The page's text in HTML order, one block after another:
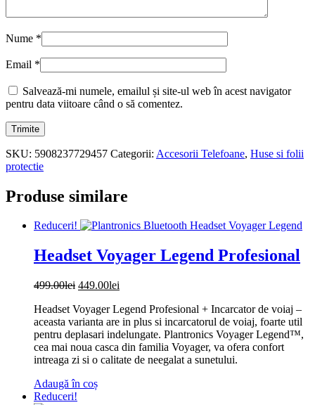
Nume *
Email *
Salvează-mi numele, emailul și site-ul web în acest navigator
pentru data viitoare când o să comentez.
SKU: 5908237729457 Categorii: Accesorii Telefoane, Huse si folii
protectie
Produse similare
Reduceri!
Headset Voyager Legend Profesional
499.00lei Prețul
a
fost:
499.00lei.
449.00lei
este:
449.00lei.
Headset Voyager Legend Profesional + Incarcator de voiaj –
aceasta varianta are in plus si incarcatorul de voiaj, foarte util
pentru deplasari indelungate. Plantronics Voyager Legend™,
cea mai noua casca din familia Voyager, va ofera confort
intreaga zi si o calitate de neegalat a sunetului.
Adaugă în coș
Reduceri!